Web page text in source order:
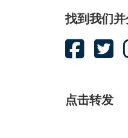
找到我们
点击转发